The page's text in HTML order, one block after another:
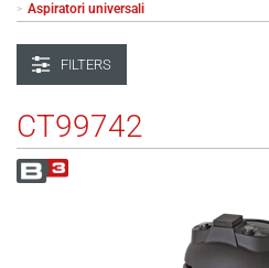
> Aspiratori universali
FILTERS
CT99742